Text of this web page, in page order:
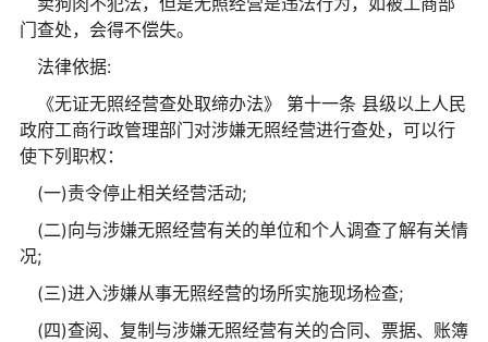
门查处，会得不偿失。
法律依据:
《无证无照经营查处取缔办法》 第十一条 县级以上人民
政府工商行政管理部门对涉嫌无照经营进行查处，可以行
使下列职权：
(一)责令停止相关经营活动;
(二)向与涉嫌无照经营有关的单位和个人调查了解有关情
况;
(三)进入涉嫌从事无照经营的场所实施现场检查;
(四)查阅、复制与涉嫌无照经营有关的合同、票据、账簿